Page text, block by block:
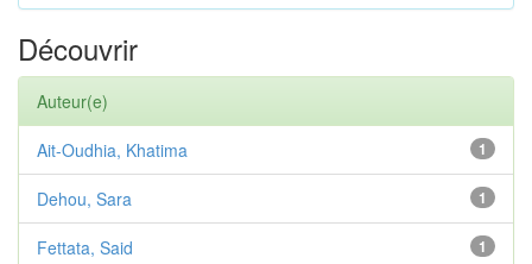
Découvrir
Auteur(e)
1
Ait-Oudhia, Khatima
1
Dehou, Sara
1
Fettata, Said